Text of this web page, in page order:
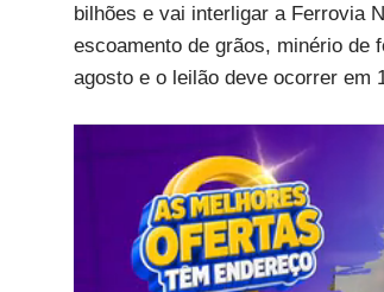
bilhões e vai interligar a Ferrovia
escoamento de grãos, minério de
agosto e o leilão deve ocorrer em